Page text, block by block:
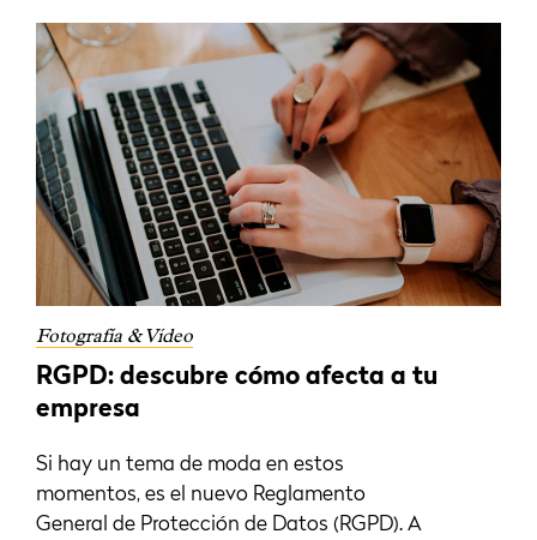
Fotografía & Vídeo
RGPD: descubre cómo afecta a tu
empresa
Si hay un tema de moda en estos
momentos, es el nuevo Reglamento
General de Protección de Datos (RGPD). A